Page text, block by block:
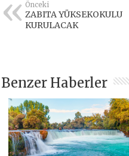
Önceki
ZABITA YÜKSEKOKULU
KURULACAK
Benzer Haberler